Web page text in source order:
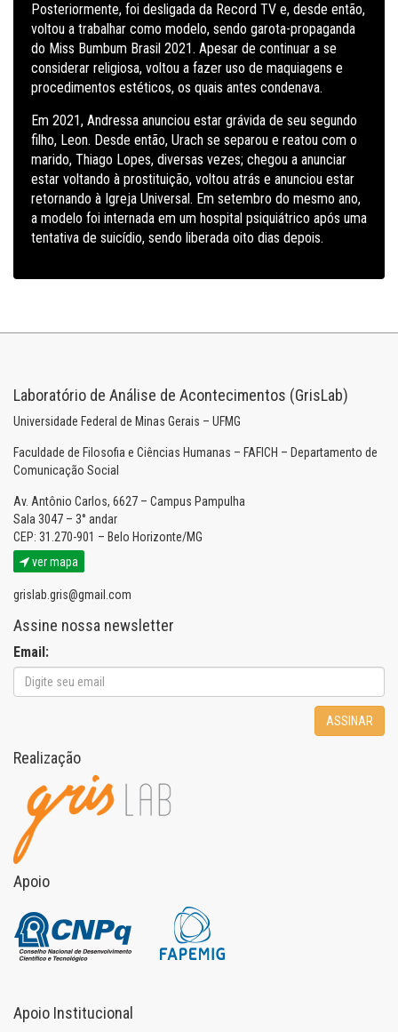
Posteriormente, foi desligada da Record TV e, desde então,
voltou a trabalhar como modelo, sendo garota-propaganda
do Miss Bumbum Brasil 2021. Apesar de continuar a se
considerar religiosa, voltou a fazer uso de maquiagens e
procedimentos estéticos, os quais antes condenava.
Em 2021, Andressa anunciou estar grávida de seu segundo
filho, Leon. Desde então, Urach se separou e reatou com o
marido, Thiago Lopes, diversas vezes; chegou a anunciar
estar voltando à prostituição, voltou atrás e anunciou estar
retornando à Igreja Universal. Em setembro do mesmo ano,
a modelo foi internada em um hospital psiquiátrico após uma
tentativa de suicídio, sendo liberada oito dias depois.
Laboratório de Análise de Acontecimentos (GrisLab)
Universidade Federal de Minas Gerais – UFMG
Faculdade de Filosofia e Ciências Humanas – FAFICH – Departamento de
Comunicação Social
Av. Antônio Carlos, 6627 – Campus Pampulha
Sala 3047 – 3° andar
CEP: 31.270-901 – Belo Horizonte/MG
ver mapa
grislab.gris@gmail.com
Assine nossa newsletter
Email:
ASSINAR
Realização
Apoio
Apoio Institucional